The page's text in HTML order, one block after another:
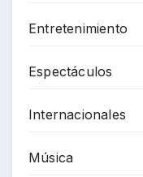
Entretenimiento
Espectáculos
Internacionales
Música